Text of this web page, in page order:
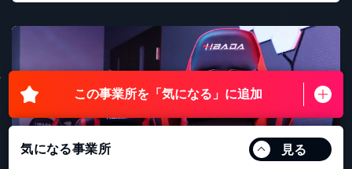
この事業所を 「気になる」に追加
気になる事業所 見る